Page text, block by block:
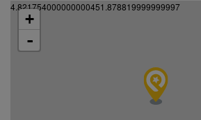
4.821754000000000451.878819999999997
+
-